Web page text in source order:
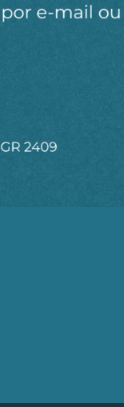
enviar as
fins